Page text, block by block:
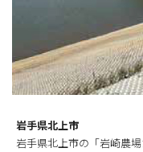
岩手県北上市
岩手県北上市の「岩崎農